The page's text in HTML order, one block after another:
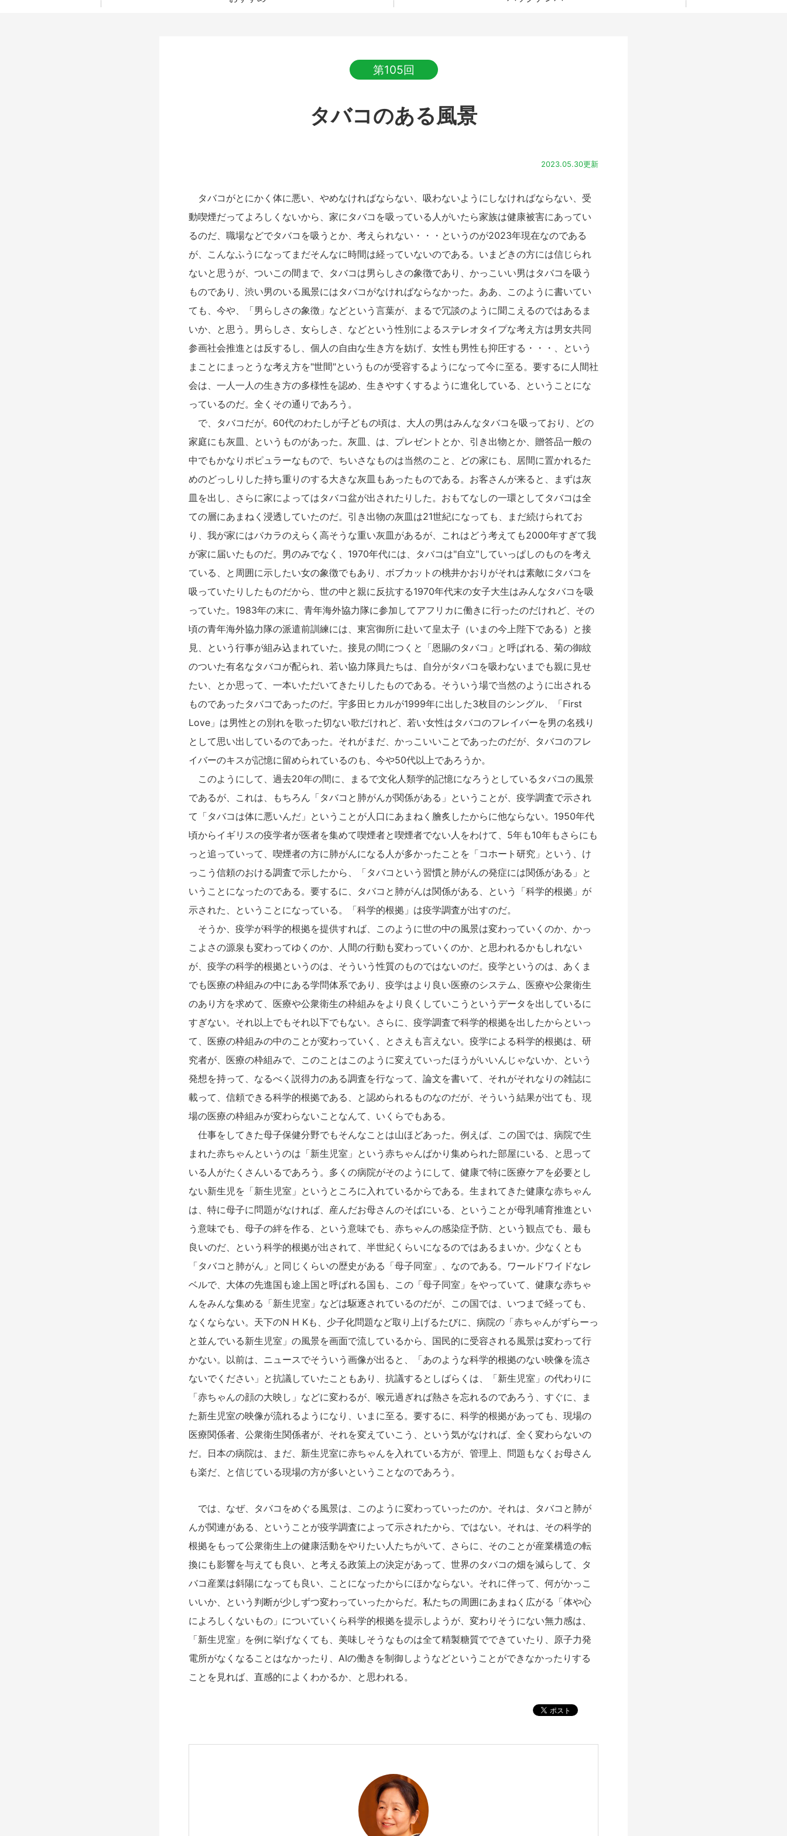
第105回
タバコのある風景
2023.05.30更新
タバコがとにかく体に悪い、やめなければならない、吸わないようにしなければならない、受
動喫煙だってよろしくないから、家にタバコを吸っている人がいたら家族は健康被害にあってい
るのだ、職場などでタバコを吸うとか、考えられない・・・というのが2023年現在なのである
が、こんなふうになってまだそんなに時間は経っていないのである。いまどきの方には信じられ
ないと思うが、ついこの間まで、タバコは男らしさの象徴であり、かっこいい男はタバコを吸う
ものであり、渋い男のいる風景にはタバコがなければならなかった。ああ、このように書いてい
ても、今や、「男らしさの象徴」などという言葉が、まるで冗談のように聞こえるのではあるま
いか、と思う。男らしさ、女らしさ、などという性別によるステレオタイプな考え方は男女共同
参画社会推進とは反するし、個人の自由な生き方を妨げ、女性も男性も抑圧する・・・、という
まことにまっとうな考え方を"世間"というものが受容するようになって今に至る。要するに人間社
会は、一人一人の生き方の多様性を認め、生きやすくするように進化している、ということにな
っているのだ。全くその通りであろう。
で、タバコだが。60代のわたしが子どもの頃は、大人の男はみんなタバコを吸っており、どの
家庭にも灰皿、というものがあった。灰皿、は、プレゼントとか、引き出物とか、贈答品一般の
中でもかなりポピュラーなもので、ちいさなものは当然のこと、どの家にも、居間に置かれるた
めのどっしりした持ち重りのする大きな灰皿もあったものである。お客さんが来ると、まずは灰
皿を出し、さらに家によってはタバコ盆が出されたりした。おもてなしの一環としてタバコは全
ての層にあまねく浸透していたのだ。引き出物の灰皿は21世紀になっても、まだ続けられてお
り、我が家にはバカラのえらく高そうな重い灰皿があるが、これはどう考えても2000年すぎて我
が家に届いたものだ。男のみでなく、1970年代には、タバコは"自立"していっぱしのものを考え
ている、と周囲に示したい女の象徴でもあり、ボブカットの桃井かおりがそれは素敵にタバコを
吸っていたりしたものだから、世の中と親に反抗する1970年代末の女子大生はみんなタバコを吸
っていた。1983年の末に、青年海外協力隊に参加してアフリカに働きに行ったのだけれど、その
頃の青年海外協力隊の派遣前訓練には、東宮御所に赴いて皇太子（いまの今上陛下である）と接
見、という行事が組み込まれていた。接見の間につくと「恩賜のタバコ」と呼ばれる、菊の御紋
のついた有名なタバコが配られ、若い協力隊員たちは、自分がタバコを吸わないまでも親に見せ
たい、とか思って、一本いただいてきたりしたものである。そういう場で当然のように出される
ものであったタバコであったのだ。宇多田ヒカルが1999年に出した3枚目のシングル、「First
Love」は男性との別れを歌った切ない歌だけれど、若い女性はタバコのフレイバーを男の名残り
として思い出しているのであった。それがまだ、かっこいいことであったのだが、タバコのフレ
イバーのキスが記憶に留められているのも、今や50代以上であろうか。
このようにして、過去20年の間に、まるで文化人類学的記憶になろうとしているタバコの風景
であるが、これは、もちろん「タバコと肺がんが関係がある」ということが、疫学調査で示され
て「タバコは体に悪いんだ」ということが人口にあまねく膾炙したからに他ならない。1950年代
頃からイギリスの疫学者が医者を集めて喫煙者と喫煙者でない人をわけて、5年も10年もさらにも
っと追っていって、喫煙者の方に肺がんになる人が多かったことを「コホート研究」という、け
っこう信頼のおける調査で示したから、「タバコという習慣と肺がんの発症には関係がある」と
いうことになったのである。要するに、タバコと肺がんは関係がある、という「科学的根拠」が
示された、ということになっている。「科学的根拠」は疫学調査が出すのだ。
そうか、疫学が科学的根拠を提供すれば、このように世の中の風景は変わっていくのか、かっ
こよさの源泉も変わってゆくのか、人間の行動も変わっていくのか、と思われるかもしれない
が、疫学の科学的根拠というのは、そういう性質のものではないのだ。疫学というのは、あくま
でも医療の枠組みの中にある学問体系であり、疫学はより良い医療のシステム、医療や公衆衛生
のあり方を求めて、医療や公衆衛生の枠組みをより良くしていこうというデータを出しているに
すぎない。それ以上でもそれ以下でもない。さらに、疫学調査で科学的根拠を出したからといっ
て、医療の枠組みの中のことが変わっていく、とさえも言えない。疫学による科学的根拠は、研
究者が、医療の枠組みで、このことはこのように変えていったほうがいいんじゃないか、という
発想を持って、なるべく説得力のある調査を行なって、論文を書いて、それがそれなりの雑誌に
載って、信頼できる科学的根拠である、と認められるものなのだが、そういう結果が出ても、現
場の医療の枠組みが変わらないことなんて、いくらでもある。
仕事をしてきた母子保健分野でもそんなことは山ほどあった。例えば、この国では、病院で生
まれた赤ちゃんというのは「新生児室」という赤ちゃんばかり集められた部屋にいる、と思って
いる人がたくさんいるであろう。多くの病院がそのようにして、健康で特に医療ケアを必要とし
ない新生児を「新生児室」というところに入れているからである。生まれてきた健康な赤ちゃん
は、特に母子に問題がなければ、産んだお母さんのそばにいる、ということが母乳哺育推進とい
う意味でも、母子の絆を作る、という意味でも、赤ちゃんの感染症予防、という観点でも、最も
良いのだ、という科学的根拠が出されて、半世紀くらいになるのではあるまいか。少なくとも
「タバコと肺がん」と同じくらいの歴史がある「母子同室」、なのである。ワールドワイドなレ
ベルで、大体の先進国も途上国と呼ばれる国も、この「母子同室」をやっていて、健康な赤ちゃ
んをみんな集める「新生児室」などは駆逐されているのだが、この国では、いつまで経っても、
なくならない。天下のN H Kも、少子化問題など取り上げるたびに、病院の「赤ちゃんがずらーっ
と並んでいる新生児室」の風景を画面で流しているから、国民的に受容される風景は変わって行
かない。以前は、ニュースでそういう画像が出ると、「あのような科学的根拠のない映像を流さ
ないでください」と抗議していたこともあり、抗議するとしばらくは、「新生児室」の代わりに
「赤ちゃんの顔の大映し」などに変わるが、喉元過ぎれば熱さを忘れるのであろう、すぐに、ま
た新生児室の映像が流れるようになり、いまに至る。要するに、科学的根拠があっても、現場の
医療関係者、公衆衛生関係者が、それを変えていこう、という気がなければ、全く変わらないの
だ。日本の病院は、まだ、新生児室に赤ちゃんを入れている方が、管理上、問題もなくお母さん
も楽だ、と信じている現場の方が多いということなのであろう。
では、なぜ、タバコをめぐる風景は、このように変わっていったのか。それは、タバコと肺が
んが関連がある、ということが疫学調査によって示されたから、ではない。それは、その科学的
根拠をもって公衆衛生上の健康活動をやりたい人たちがいて、さらに、そのことが産業構造の転
換にも影響を与えても良い、と考える政策上の決定があって、世界のタバコの畑を減らして、タ
バコ産業は斜陽になっても良い、ことになったからにほかならない。それに伴って、何がかっこ
いいか、という判断が少しずつ変わっていったからだ。私たちの周囲にあまねく広がる「体や心
によろしくないもの」についていくら科学的根拠を提示しようが、変わりそうにない無力感は、
「新生児室」を例に挙げなくても、美味しそうなものは全て精製糖質でできていたり、原子力発
電所がなくなることはなかったり、AIの働きを制御しようなどということができなかったりする
ことを見れば、直感的によくわかるか、と思われる。